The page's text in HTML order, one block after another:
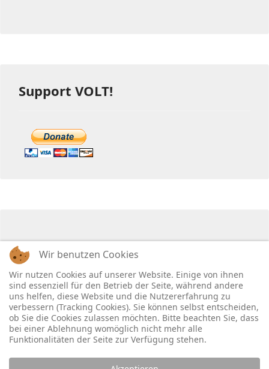
Support VOLT!
Wir benutzen Cookies
Wir nutzen Cookies auf unserer Website. Einige von ihnen
sind essenziell für den Betrieb der Seite, während andere
uns helfen, diese Website und die Nutzererfahrung zu
verbessern (Tracking Cookies). Sie können selbst entscheiden,
ob Sie die Cookies zulassen möchten. Bitte beachten Sie, dass
bei einer Ablehnung womöglich nicht mehr alle
Funktionalitäten der Seite zur Verfügung stehen.